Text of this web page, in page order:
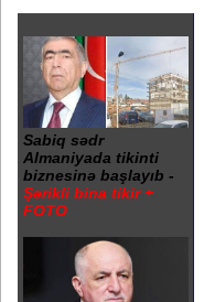
Sabiq sədr
Almaniyada tikinti
biznesinə başlayıb -
Şərikli bina tikir +
FOTO